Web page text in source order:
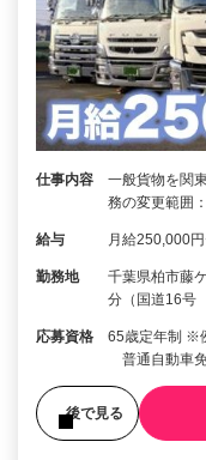
仕事内容
一般貨物を関
務の変更範囲
給与 月給250,000
勤務地
千葉県柏市藤
分（国道16号
応募資格
65歳定年制 ※
普通自動車免
後で見る